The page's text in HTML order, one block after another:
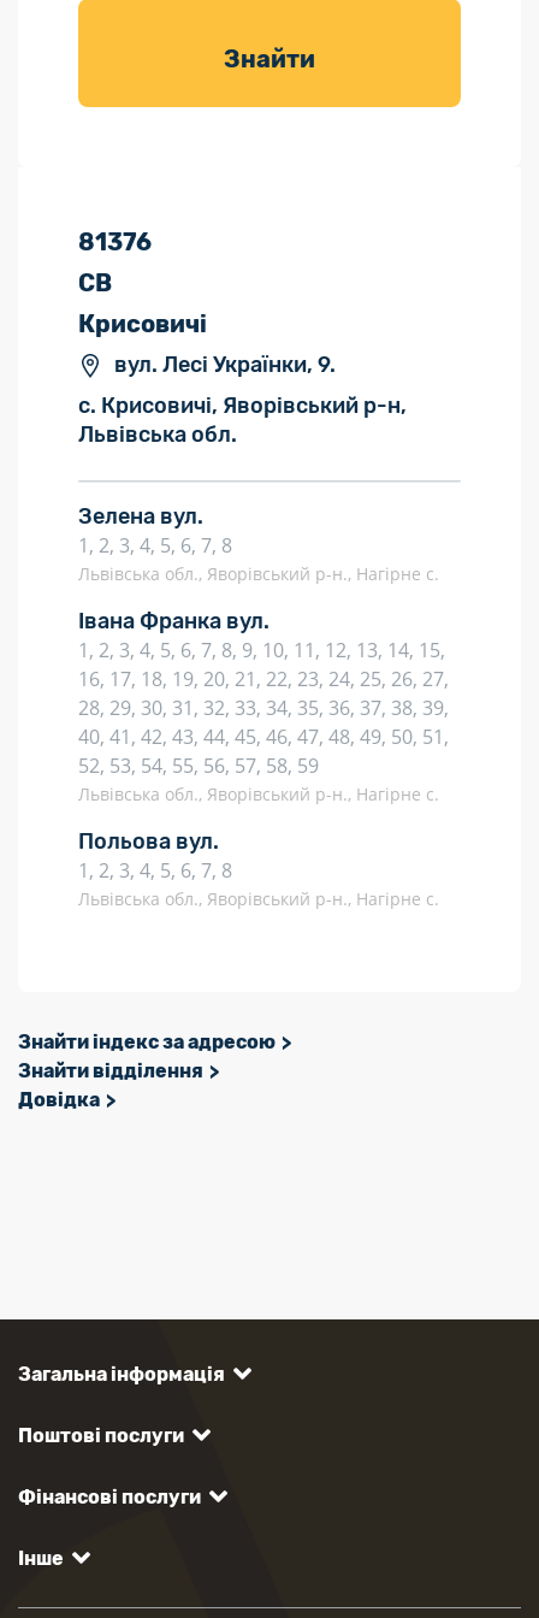
товарів для
Знайти
81376
СВ
Крисовичі
вул. Лесі Українки, 9.
с. Крисовичі, Яворівський р-н,
Львівська обл.
Зелена вул.
1, 2, 3, 4, 5, 6, 7, 8
Львівська обл., Яворівський р-н., Нагірне с.
Івана Франка вул.
1, 2, 3, 4, 5, 6, 7, 8, 9, 10, 11, 12, 13, 14, 15,
16, 17, 18, 19, 20, 21, 22, 23, 24, 25, 26, 27,
28, 29, 30, 31, 32, 33, 34, 35, 36, 37, 38, 39,
40, 41, 42, 43, 44, 45, 46, 47, 48, 49, 50, 51,
52, 53, 54, 55, 56, 57, 58, 59
Львівська обл., Яворівський р-н., Нагірне с.
Польова вул.
1, 2, 3, 4, 5, 6, 7, 8
Львівська обл., Яворівський р-н., Нагірне с.
Знайти індекс за адресою
Знайти відділення
Довідка
Загальна інформація
Поштові послуги
Фінансові послуги
Інше